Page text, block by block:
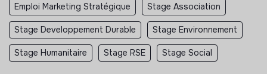
Emploi Marketing Stratégique Stage Association
Stage Developpement Durable Stage Environnement
Stage Humanitaire Stage RSE Stage Social